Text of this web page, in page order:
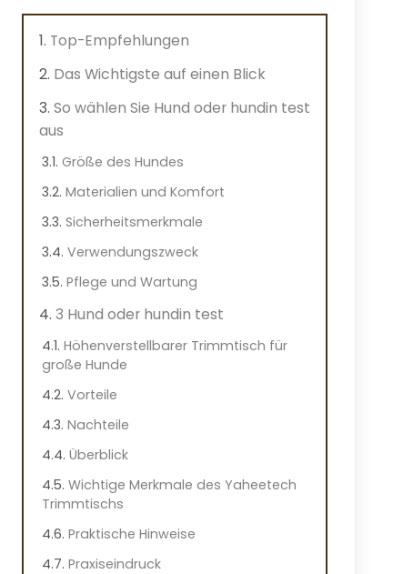
Top-Empfehlungen
Das Wichtigste auf einen Blick
So wählen Sie Hund oder hundin test
aus
Größe des Hundes
Materialien und Komfort
Sicherheitsmerkmale
Verwendungszweck
Pflege und Wartung
3 Hund oder hundin test
Höhenverstellbarer Trimmtisch für
große Hunde
Vorteile
Nachteile
Überblick
Wichtige Merkmale des Yaheetech
Trimmtischs
Praktische Hinweise
Praxiseindruck